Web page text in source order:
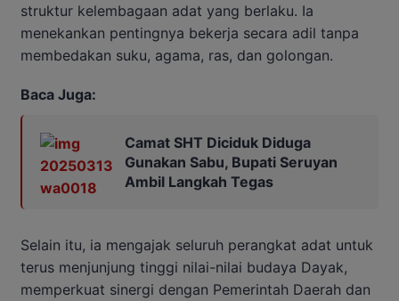
struktur kelembagaan adat yang berlaku. Ia
menekankan pentingnya bekerja secara adil tanpa
membedakan suku, agama, ras, dan golongan.
Baca Juga:
Camat SHT Diciduk Diduga
Gunakan Sabu, Bupati Seruyan
Ambil Langkah Tegas
Selain itu, ia mengajak seluruh perangkat adat untuk
terus menjunjung tinggi nilai-nilai budaya Dayak,
memperkuat sinergi dengan Pemerintah Daerah dan